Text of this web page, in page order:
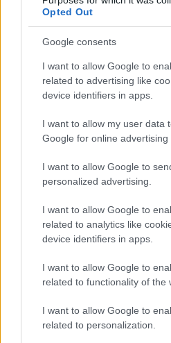
Opted Out
Google consents
I want to allow Google to
related to advertising like
device identifiers in apps.
I want to allow my user data
Google for online advertising
I want to allow Google to
personalized advertising.
I want to allow Google to
related to analytics like
device identifiers in apps.
I want to allow Google to
related to functionality of the
I want to allow Google to
related to personalization.
További